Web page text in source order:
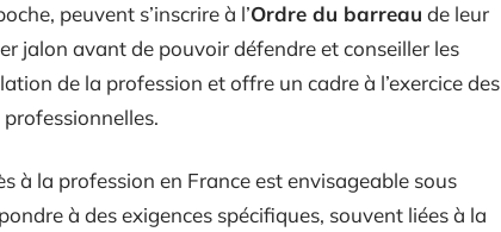
peuvent s’inscrire à l’Ordre du barreau de leur
jalon avant de pouvoir défendre et conseiller les
de la profession et offre un cadre à l’exercice des
à la profession en France est envisageable sous
à des exigences spécifiques, souvent liées à la